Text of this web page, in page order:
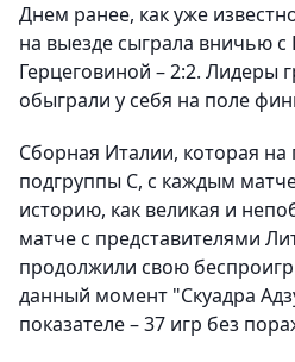
Днем ранее, как уже
на выезде сыграла вничью с
Герцеговиной – 2:2. Лидеры
обыграли у себя на поле
Сборная Италии, которая
подгруппы С, с каждым
историю, как великая и
матче с представителями
продолжили свою
данный момент "Скуадра
показателе – 37 игр без